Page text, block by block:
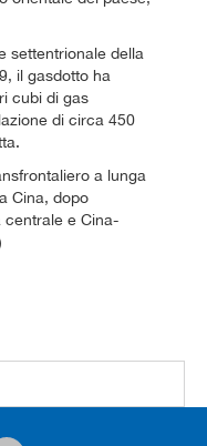
settentrionale della
il gasdotto ha
cubi di gas
di circa 450
a lunga
Cina, dopo
centrale e Cina-